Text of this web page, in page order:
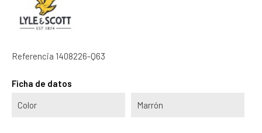
Referencia 1408226-Q63
Ficha de datos
Color Marrón